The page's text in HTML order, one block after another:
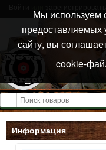
Открыть меню
Информация
Мы используем
предоставляемых
сайту, вы
cookie-